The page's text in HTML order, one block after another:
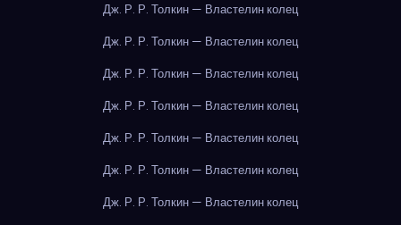
Дж. Р. Р. Толкин — Властелин колец
Дж. Р. Р. Толкин — Властелин колец
Дж. Р. Р. Толкин — Властелин колец
Дж. Р. Р. Толкин — Властелин колец
Дж. Р. Р. Толкин — Властелин колец
Дж. Р. Р. Толкин — Властелин колец
Дж. Р. Р. Толкин — Властелин колец